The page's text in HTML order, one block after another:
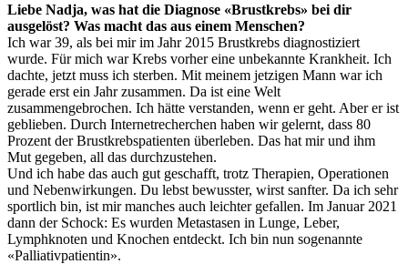
Liebe Nadja, was hat die Diagnose «Brustkrebs» bei dir
ausgelöst? Was macht das aus einem Menschen?
Ich war 39, als bei mir im Jahr 2015 Brustkrebs diagnostiziert
wurde. Für mich war Krebs vorher eine unbekannte Krankheit. Ich
dachte, jetzt muss ich sterben. Mit meinem jetzigen Mann war ich
gerade erst ein Jahr zusammen. Da ist eine Welt
zusammengebrochen. Ich hätte verstanden, wenn er geht. Aber er ist
geblieben. Durch Internetrecherchen haben wir gelernt, dass 80
Prozent der Brustkrebspatienten überleben. Das hat mir und ihm
Mut gegeben, all das durchzustehen.
Und ich habe das auch gut geschafft, trotz Therapien, Operationen
und Nebenwirkungen. Du lebst bewusster, wirst sanfter. Da ich sehr
sportlich bin, ist mir manches auch leichter gefallen. Im Januar 2021
dann der Schock: Es wurden Metastasen in Lunge, Leber,
Lymphknoten und Knochen entdeckt. Ich bin nun sogenannte
«Palliativpatientin».